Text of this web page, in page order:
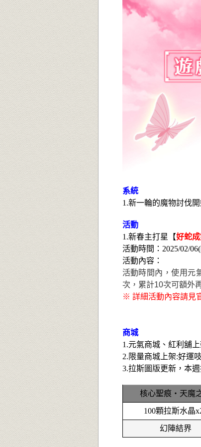
系統
1.新一輪的魔物討伐開
活動
1.新春主打星【好蛇
活動時間：2025/02/
活動內容：
活動時間內，使用元
次，累計10次可額外
※ 詳細活動內容請見
商城
1.元氣商城、紅利舖上
2.限量商城上架:好運
3.拉斯圖版更新，本
核心聖痕‧天魔
100顆拉斯水晶
幻陣結界